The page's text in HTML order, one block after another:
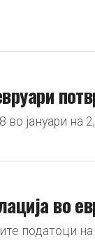
јануари
во
податоци на